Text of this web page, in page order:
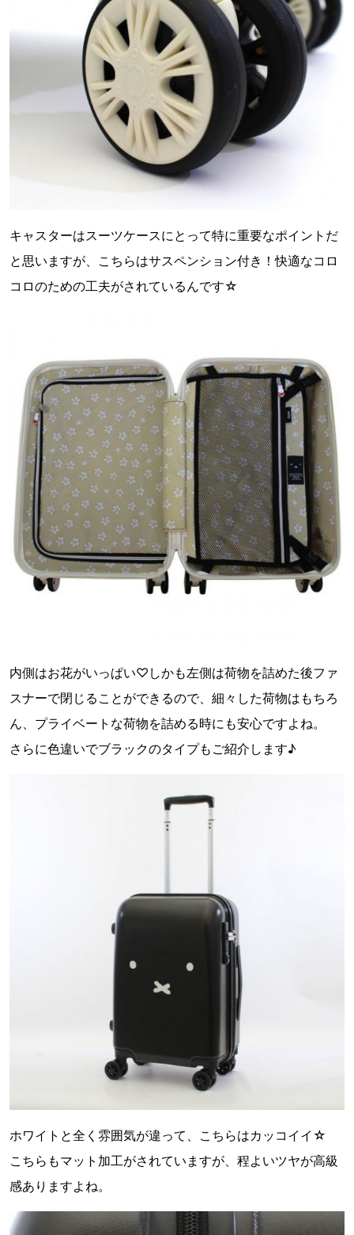
キャスターはスーツケースにとって特に重要なポイントだ
と思いますが、こちらはサスペンション付き！快適なコロ
コロのための工夫がされているんです☆
内側はお花がいっぱい♡しかも左側は荷物を詰めた後ファ
スナーで閉じることができるので、細々した荷物はもちろ
ん、プライベートな荷物を詰める時にも安心ですよね。
さらに色違いでブラックのタイプもご紹介します♪
ホワイトと全く雰囲気が違って、こちらはカッコイイ☆
こちらもマット加工がされていますが、程よいツヤが高級
感ありますよね。